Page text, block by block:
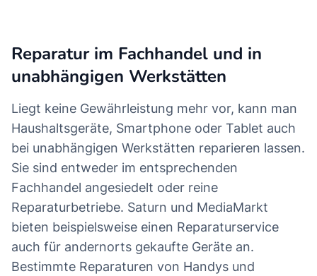
Reparatur im Fachhandel und in
unabhängigen Werkstätten
Liegt keine Gewährleistung mehr vor, kann man
Haushaltsgeräte, Smartphone oder Tablet auch
bei unabhängigen Werkstätten reparieren lassen.
Sie sind entweder im entsprechenden
Fachhandel angesiedelt oder reine
Reparaturbetriebe. Saturn und MediaMarkt
bieten beispielsweise einen Reparaturservice
auch für andernorts gekaufte Geräte an.
Bestimmte Reparaturen von Handys und